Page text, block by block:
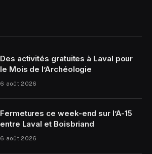
Des activités gratuites à Laval pour
le Mois de l’Archéologie
6 août 2026
Fermetures ce week-end sur l’A-15
entre Laval et Boisbriand
6 août 2026